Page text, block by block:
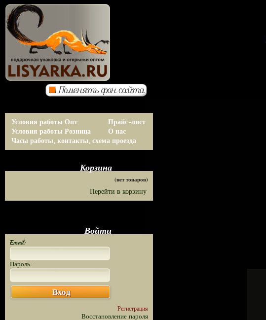
Условия работы Опт
Условия работы Розница
Прайс-лист
О нас
Часы работы, контакты, схема проезда
Корзина
(нет товаров)
Перейти в корзину
Войти
Email:
Пароль:
Вход
Регистрация
Восстановление пароля